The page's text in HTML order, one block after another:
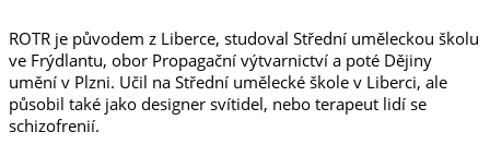
ROTR je původem z Liberce, studoval Střední uměleckou školu
ve Frýdlantu, obor Propagační výtvarnictví a poté Dějiny
umění v Plzni. Učil na Střední umělecké škole v Liberci, ale
působil také jako designer svítidel, nebo terapeut lidí se
schizofrenií.